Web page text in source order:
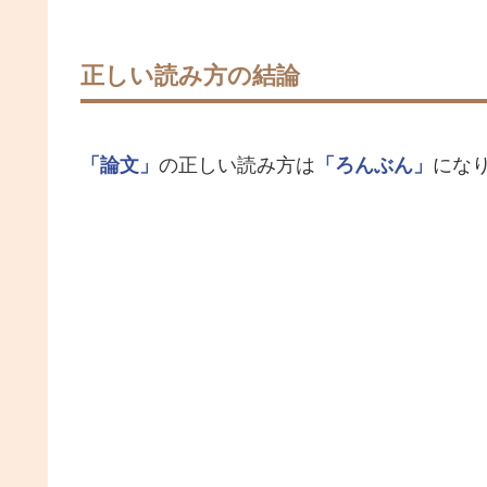
正しい読み方の結論
「論文」 の正しい読み方は 「ろんぶん」 にな